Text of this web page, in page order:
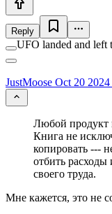
Reply
UFO landed and left
JustMoose Oct 20 2024
Любой продукт
Книга не
копировать ---
отбить
своего труда.
Мне кажется, это не